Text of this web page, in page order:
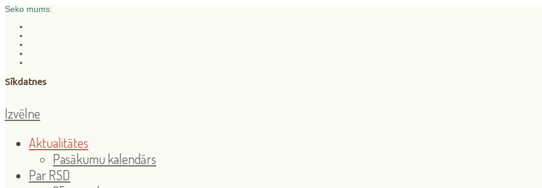
Seko mums:
Sīkdatnes
Izvēlne
Aktualitātes
Pasākumu kalendārs
Par RSD